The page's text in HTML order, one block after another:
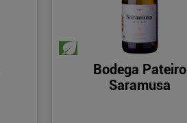
Bodega Pateiro
Saramusa